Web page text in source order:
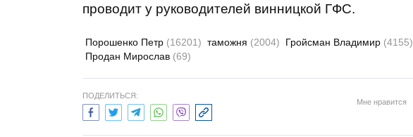
проводит у руководителей винницкой ГФС.
Порошенко Петр (16201) таможня (2004) Гройсман Владимир (4155)
Продан Мирослав (69)
ПОДЕЛИТЬСЯ:
Мне нравится